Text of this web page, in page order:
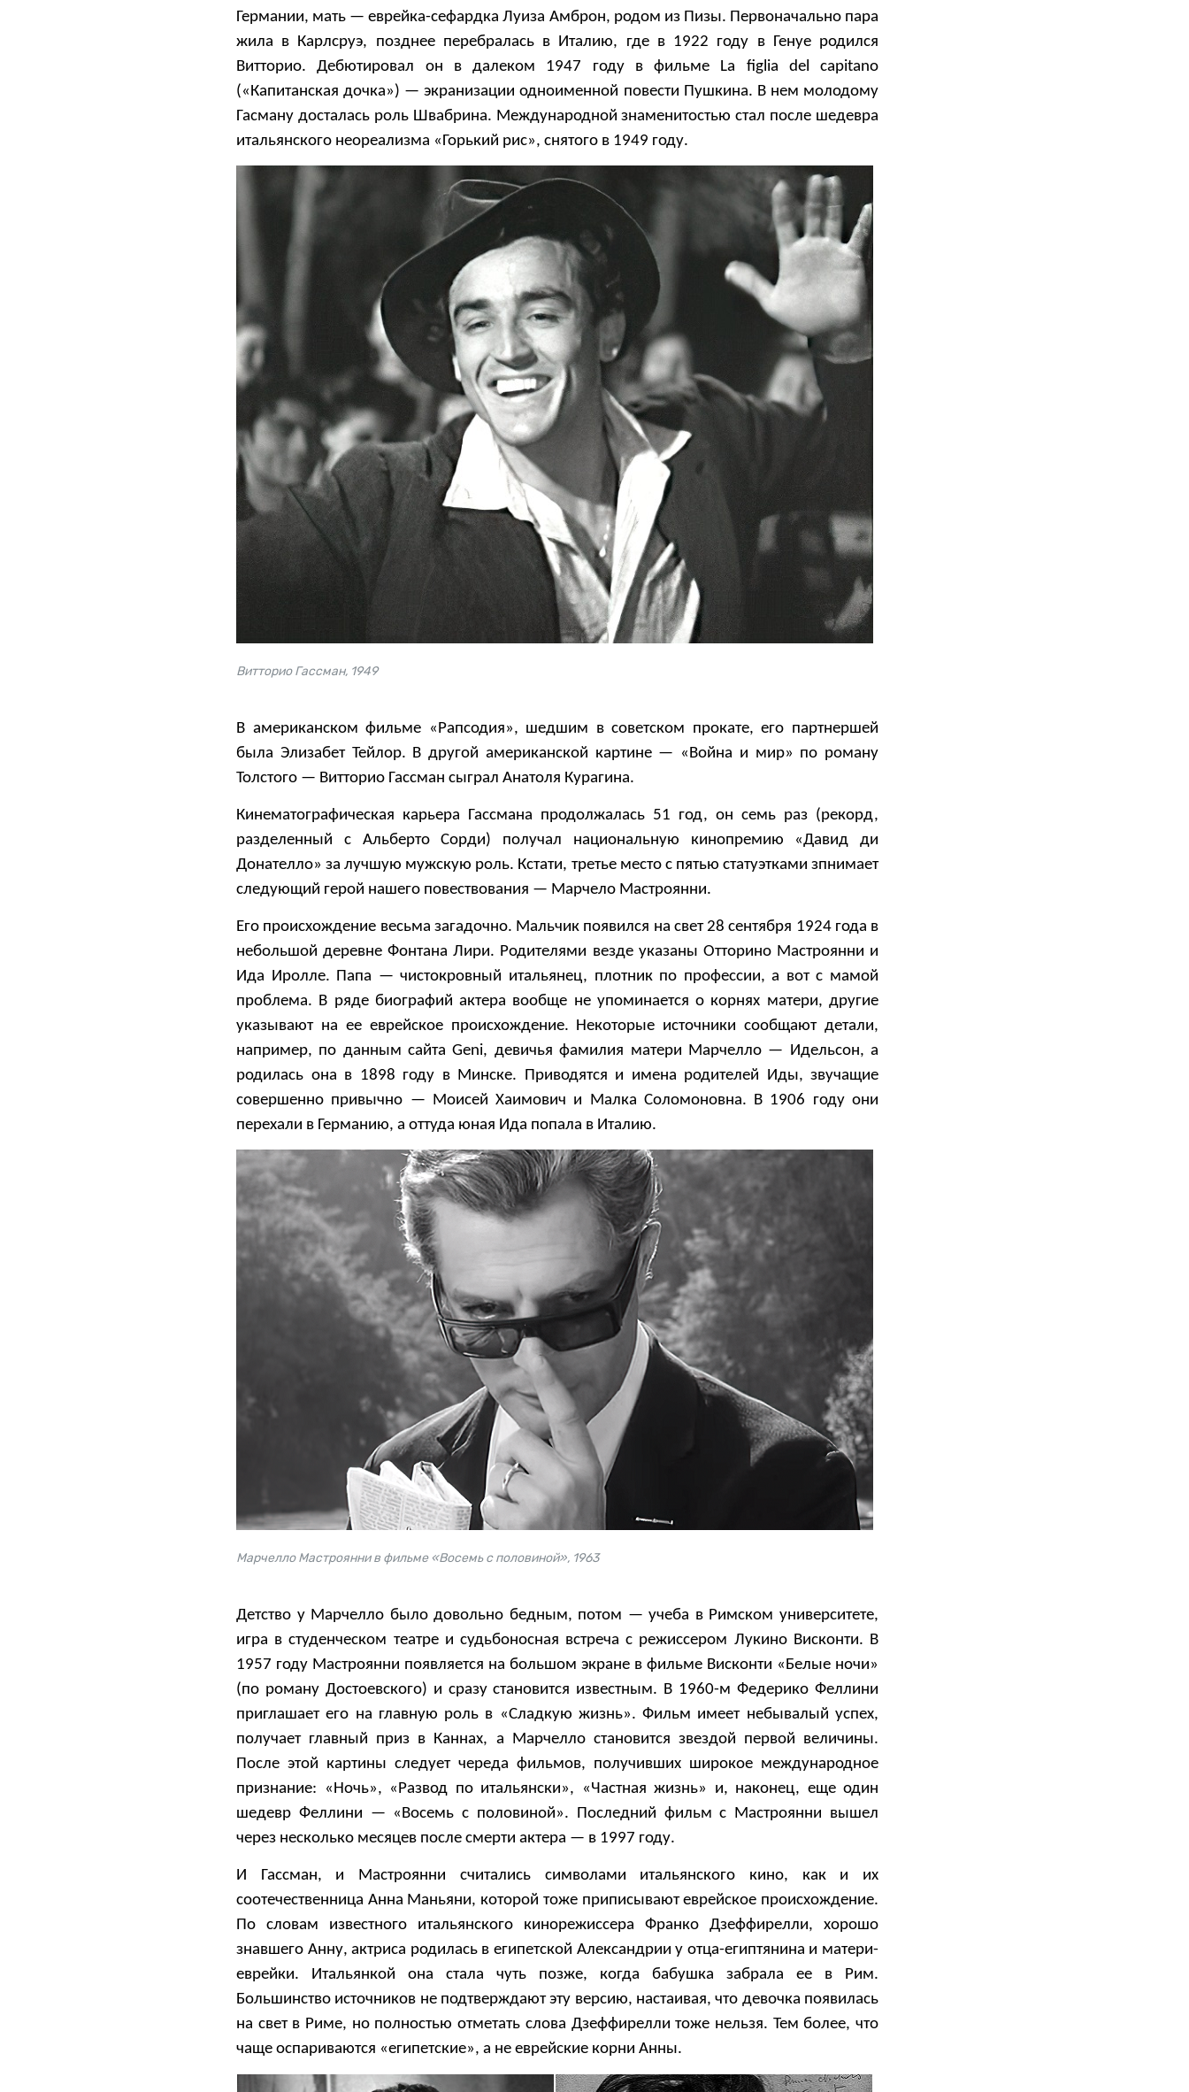
Германии, мать — еврейка-сефардка Луиза Амброн, родом из Пизы. Первоначально пара
жила в Карлсруэ, позднее перебралась в Италию, где в 1922 году в Генуе родился
Витторио. Дебютировал он в далеком 1947 году в фильме La figlia del capitano
(«Капитанская дочка») — экранизации одноименной повести Пушкина. В нем молодому
Гасману досталась роль Швабрина. Международной знаменитостью стал после шедевра
итальянского неореализма «Горький рис», снятого в 1949 году.
Витторио Гассман, 1949
В американском фильме «Рапсодия», шедшим в советском прокате, его партнершей
была Элизабет Тейлор. В другой американской картине — «Война и мир» по роману
Толстого — Витторио Гассман сыграл Анатоля Курагина.
Кинематографическая карьера Гассмана продолжалась 51 год, он семь раз (рекорд,
разделенный с Альберто Сорди) получал национальную кинопремию «Давид ди
Донателло» за лучшую мужскую роль. Кстати, третье место с пятью статуэтками зпнимает
следующий герой нашего повествования — Марчело Мастроянни.
Его происхождение весьма загадочно. Мальчик появился на свет 28 сентября 1924 года в
небольшой деревне Фонтана Лири. Родителями везде указаны Отторино Мастроянни и
Ида Иролле. Папа — чистокровный итальянец, плотник по профессии, а вот с мамой
проблема. В ряде биографий актера вообще не упоминается о корнях матери, другие
указывают на ее еврейское происхождение. Некоторые источники сообщают детали,
например, по данным сайта Geni, девичья фамилия матери Марчелло — Идельсон, а
родилась она в 1898 году в Минске. Приводятся и имена родителей Иды, звучащие
совершенно привычно — Моисей Хаимович и Малка Соломоновна. В 1906 году они
перехали в Германию, а оттуда юная Ида попала в Италию.
Марчелло Мастроянни в фильме «Восемь с половиной», 1963
Детство у Марчелло было довольно бедным, потом — учеба в Римском университете,
игра в студенческом театре и судьбоносная встреча с режиссером Лукино Висконти. В
1957 году Мастроянни появляется на большом экране в фильме Висконти «Белые ночи»
(по роману Достоевского) и сразу становится известным. В 1960-м Федерико Феллини
приглашает его на главную роль в «Сладкую жизнь». Фильм имеет небывалый успех,
получает главный приз в Каннах, а Марчелло становится звездой первой величины.
После этой картины следует череда фильмов, получивших широкое международное
признание: «Ночь», «Развод по итальянски», «Частная жизнь» и, наконец, еще один
шедевр Феллини — «Восемь с половиной». Последний фильм с Мастроянни вышел
через несколько месяцев после смерти актера — в 1997 году.
И Гассман, и Мастроянни считались символами итальянского кино, как и их
соотечественница Анна Маньяни, которой тоже приписывают еврейское происхождение.
По словам известного итальянского кинорежиссера Франко Дзеффирелли, хорошо
знавшего Анну, актриса родилась в египетской Александрии у отца-египтянина и матери-
еврейки. Итальянкой она стала чуть позже, когда бабушка забрала ее в Рим.
Большинство источников не подтверждают эту версию, настаивая, что девочка появилась
на свет в Риме, но полностью отметать слова Дзеффирелли тоже нельзя. Тем более, что
чаще оспариваются «египетские», а не еврейские корни Анны.